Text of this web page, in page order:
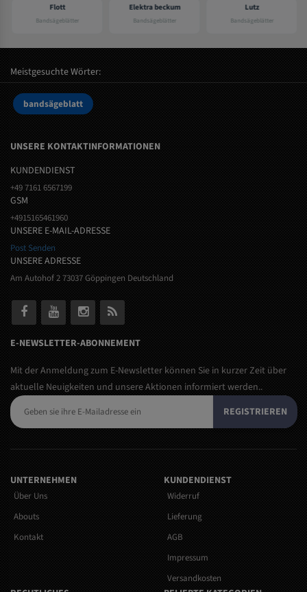
Flott
Bandsägeblätter
Elektra beckum
Bandsägeblätter
Lutz
Bandsägeblätter
Meistgesuchte Wörter:
bandsägeblatt
UNSERE KONTAKTINFORMATIONEN
KUNDENDIENST
+49 7161 6567199
GSM
+4915165461960
UNSERE E-MAIL-ADRESSE
Post Senden
UNSERE ADRESSE
Am Autohof 2 73037 Göppingen Deutschland
E-NEWSLETTER-ABONNEMENT
Mit der Anmeldung zum E-Newsletter können Sie in kurzer Zeit über
aktuelle Neuigkeiten und unsere Aktionen informiert werden..
REGISTRIEREN
UNTERNEHMEN
Über Uns
Abouts
Kontakt
KUNDENDIENST
Widerruf
Lieferung
AGB
Impressum
Versandkosten